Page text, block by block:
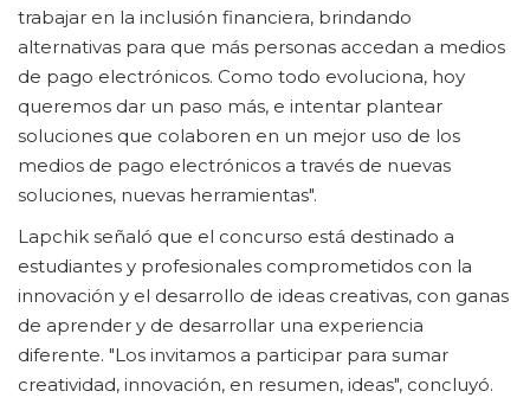
trabajar en la inclusión financiera, brindando
alternativas para que más personas accedan a medios
de pago electrónicos. Como todo evoluciona, hoy
queremos dar un paso más, e intentar plantear
soluciones que colaboren en un mejor uso de los
medios de pago electrónicos a través de nuevas
soluciones, nuevas herramientas".
Lapchik señaló que el concurso está destinado a
estudiantes y profesionales comprometidos con la
innovación y el desarrollo de ideas creativas, con ganas
de aprender y de desarrollar una experiencia
diferente. "Los invitamos a participar para sumar
creatividad, innovación, en resumen, ideas", concluyó.